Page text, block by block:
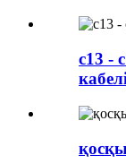
c13 -
кабелі